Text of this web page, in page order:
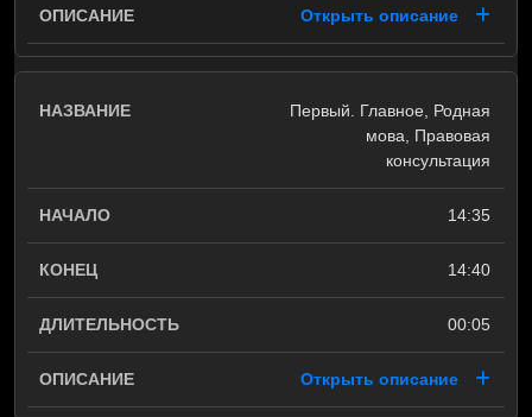
Открыть описание
Первый. Главное, Родная
мова, Правовая
консультация
14:35
14:40
00:05
Открыть описание